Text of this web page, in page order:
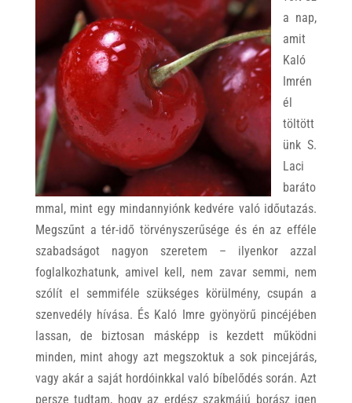
a nap,
amit
Kaló
Imrén
él
töltött
ünk S.
Laci
baráto
mmal, mint egy mindannyiónk kedvére való időutazás.
Megszűnt a tér-idő törvényszerűsége és én az efféle
szabadságot nagyon szeretem – ilyenkor azzal
foglalkozhatunk, amivel kell, nem zavar semmi, nem
szólít el semmiféle szükséges körülmény, csupán a
szenvedély hívása. És Kaló Imre gyönyörű pincéjében
lassan, de biztosan másképp is kezdett működni
minden, mint ahogy azt megszoktuk a sok pincejárás,
vagy akár a saját hordóinkkal való bíbelődés során. Azt
persze tudtam, hogy az erdész szakmájú borász igen